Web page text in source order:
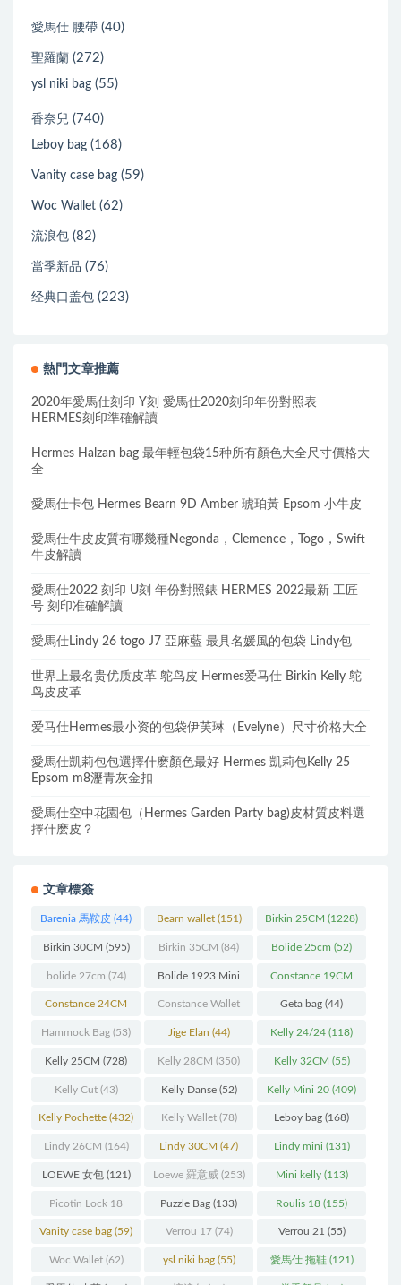
愛馬仕 腰帶 (40)
聖羅蘭 (272)
ysl niki bag (55)
香奈兒 (740)
Leboy bag (168)
Vanity case bag (59)
Woc Wallet (62)
流浪包 (82)
當季新品 (76)
经典口盖包 (223)
熱門文章推薦
2020年愛馬仕刻印 Y刻 愛馬仕2020刻印年份對照表
HERMES刻印準確解讀
Hermes Halzan bag 最年輕包袋15种所有顏色大全尺寸價格大
全
愛馬仕卡包 Hermes Bearn 9D Amber 琥珀黃 Epsom 小牛皮
愛馬仕牛皮皮質有哪幾種Negonda，Clemence，Togo，Swift
牛皮解讀
愛馬仕2022 刻印 U刻 年份對照錶 HERMES 2022最新 工匠
号 刻印准確解讀
愛馬仕Lindy 26 togo J7 亞麻藍 最具名媛風的包袋 Lindy包
世界上最名贵优质皮革 鸵鸟皮 Hermes爱马仕 Birkin Kelly 鸵
鸟皮皮革
爱马仕Hermes最小资的包袋伊芙琳（Evelyne）尺寸价格大全
愛馬仕凱莉包包選擇什麽顏色最好 Hermes 凱莉包Kelly 25
Epsom m8瀝青灰金扣
愛馬仕空中花園包（Hermes Garden Party bag)皮材質皮料選
擇什麽皮？
文章標簽
Barenia 馬鞍皮 (44) Bearn wallet(151) Birkin 25CM (1228)
Birkin 30CM (595) Birkin 35CM (84) Bolide 25cm (52)
bolide 27cm (74) Bolide 1923 Mini
(93)
Constance 19CM
(571)
Constance 24CM
(216)
Constance Wallet
(60)
Geta bag (44)
Hammock Bag (53) Jige Elan (44) Kelly 24/24 (118)
Kelly 25CM (728) Kelly 28CM (350) Kelly 32CM (55)
Kelly Cut(43) Kelly Danse(52) Kelly Mini 20 (409)
Kelly Pochette (432) Kelly Wallet(78) Leboy bag (168)
Lindy 26CM (164) Lindy 30CM (47) Lindy mini (131)
LOEWE 女包(121) Loewe 羅意威(253) Mini kelly(113)
Picotin Lock 18
(202)
Puzzle Bag (133) Roulis 18 (155)
Vanity case bag (59) Verrou 17(74) Verrou 21 (55)
Woc Wallet(62) ysl niki bag(55) 愛馬仕 拖鞋(121)